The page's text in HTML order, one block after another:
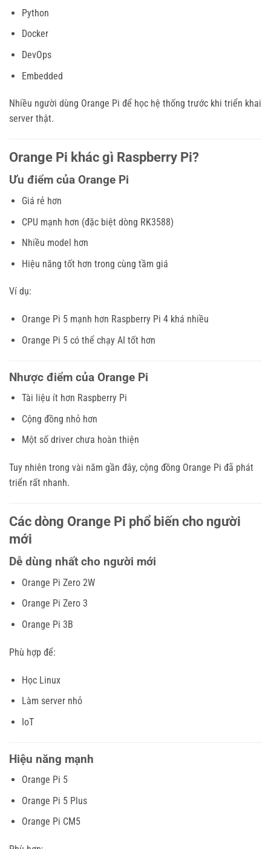
Python
Docker
DevOps
Embedded
Nhiều người dùng Orange Pi để học hệ thống trước khi triển khai
server thật.
Orange Pi khác gì Raspberry Pi?
Ưu điểm của Orange Pi
Giá rẻ hơn
CPU mạnh hơn (đặc biệt dòng RK3588)
Nhiều model hơn
Hiệu năng tốt hơn trong cùng tầm giá
Ví dụ:
Orange Pi 5 mạnh hơn Raspberry Pi 4 khá nhiều
Orange Pi 5 có thể chạy AI tốt hơn
Nhược điểm của Orange Pi
Tài liệu ít hơn Raspberry Pi
Cộng đồng nhỏ hơn
Một số driver chưa hoàn thiện
Tuy nhiên trong vài năm gần đây, cộng đồng Orange Pi đã phát
triển rất nhanh.
Các dòng Orange Pi phổ biến cho người
mới
Dễ dùng nhất cho người mới
Orange Pi Zero 2W
Orange Pi Zero 3
Orange Pi 3B
Phù hợp để:
Học Linux
Làm server nhỏ
IoT
Hiệu năng mạnh
Orange Pi 5
Orange Pi 5 Plus
Orange Pi CM5